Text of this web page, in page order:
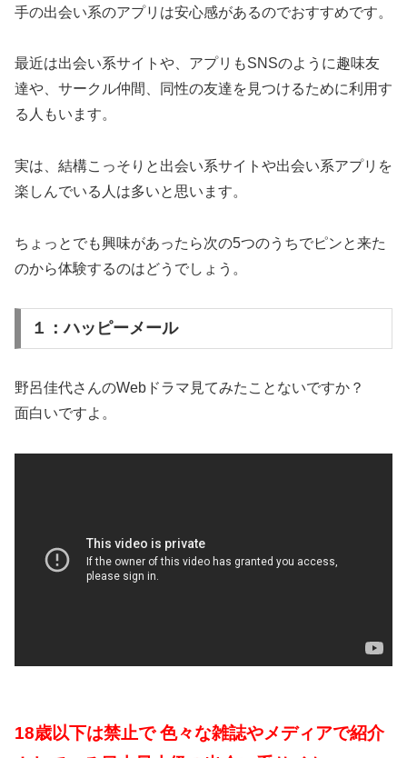
手の出会い系のアプリは安心感があるのでおすすめです。
最近は出会い系サイトや、アプリもSNSのように趣味友
達や、サークル仲間、同性の友達を見つけるために利用す
る人もいます。
実は、結構こっそりと出会い系サイトや出会い系アプリを
楽しんでいる人は多いと思います。
ちょっとでも興味があったら次の5つのうちでピンと来た
のから体験するのはどうでしょう。
１：ハッピーメール
野呂佳代さんのWebドラマ見てみたことないですか？
面白いですよ。
18歳以下は禁止で 色々な雑誌やメディアで紹介